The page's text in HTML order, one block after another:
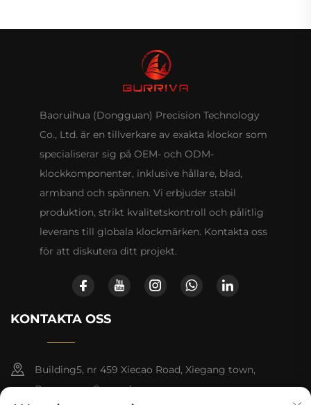
Baoruihua (Dongguan) Precision Technology
Co., Ltd. är en tillverkare av exakta klockor som
specialiserar sig på OEM- och ODM-
klockkomponenter, inklusive hållare, blad,
armband och spännen. Vi erbjuder stabil
produktion, strikt kvalitetskontroll och pålitlig
leverans till globala klockmärken. Kontakta oss
för att diskutera ditt projekt.
KONTAKTA OSS
Building5, nr 459 Xiecao Road, Xiegang town,
Dongguan, Guangdong